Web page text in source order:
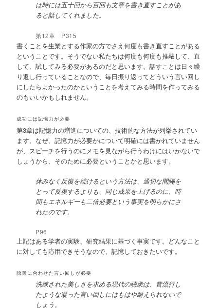
は時には五十回から百回も文章を書き直すことがあ
ると話してくれました。
第12章 P315
書くことを生業とする作家の方でさえ何度も書き直すことがある
ということです。そうでない私たちは何度も何度も推敲して、直
して、試してみる必要があるのだと思います。話すことは日々繰
り返し行っていることなので、毎日振り返ってどういう言い回し
にしたらよかったのかということを考えてみる時間を作ってみる
のもいいかもしれません。
成功には記憶力が必要
第3章は記憶力の増進についての、技術的な方法が列挙されてい
ます。なぜ、記憶力が必要かについて明確には書かれていません
が、スピーチを行うのにメモを見ながら行うわけにはいかないで
しょうから、そのために必要ということかと思います。
休みなく反復を続けるという方法は、適切な間隔を
とって反復するよりも、同じ成果を上げるのに、時
間もエネルギーも二倍必要という事実を明らかにさ
れたのです。
P96
上記はある学者の実験、研究結果に基づく事実です。どんなこと
に対しても応用できそうなので、記憶しておきたいです。
聴衆に合わせた言い回しが必要
洗練された美しさを求める現代の聴衆は、昔流行し
たような凝った言い回しにはもはや耐えられないで
しょう。